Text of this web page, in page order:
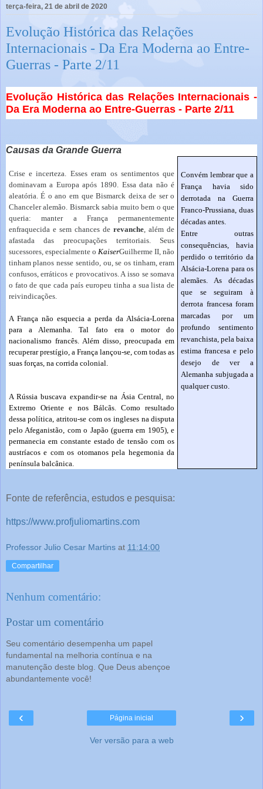
terça-feira, 21 de abril de 2020
Evolução Histórica das Relações
Internacionais - Da Era Moderna ao Entre-
Guerras - Parte 2/11
Evolução Histórica das Relações Internacionais -
Da Era Moderna ao Entre-Guerras - Parte 2/11
Causas da Grande Guerra
Crise e incerteza. Esses eram os sentimentos que
dominavam a Europa após 1890. Essa data não é
aleatória. É o ano em que Bismarck deixa de ser o
Chanceler alemão. Bismarck sabia muito bem o que
queria: manter a França permanentemente
enfraquecida e sem chances de revanche, além de
afastada das preocupações territoriais. Seus
sucessores, especialmente o KaiserGuilherme II, não
tinham planos nesse sentido, ou, se os tinham, eram
confusos, erráticos e provocativos. A isso se somava
o fato de que cada país europeu tinha a sua lista de
reivindicações.
A França não esquecia a perda da Alsácia-Lorena
para a Alemanha. Tal fato era o motor do
nacionalismo francês. Além disso, preocupada em
recuperar prestígio, a França lançou-se, com todas as
suas forças, na corrida colonial.
A Rússia buscava expandir-se na Ásia Central, no
Extremo Oriente e nos Bálcãs. Como resultado
dessa política, atritou-se com os ingleses na disputa
pelo Afeganistão, com o Japão (guerra em 1905), e
permanecia em constante estado de tensão com os
austríacos e com os otomanos pela hegemonia da
península balcânica.
Convém lembrar que a
França havia sido
derrotada na Guerra
Franco-Prussiana, duas
décadas antes.
Entre outras
consequências, havia
perdido o território da
Alsácia-Lorena para os
alemães. As décadas
que se seguiram à
derrota francesa foram
marcadas por um
profundo sentimento
revanchista, pela baixa
estima francesa e pelo
desejo de ver a
Alemanha subjugada a
qualquer custo.
Fonte de referência, estudos e pesquisa:
https://www.profjuliomartins.com
Professor Julio Cesar Martins at 11:14:00
Compartilhar
Nenhum comentário:
Postar um comentário
Seu comentário desempenha um papel
fundamental na melhoria contínua e na
manutenção deste blog. Que Deus abençoe
abundantemente você!
‹ ›
Página inicial
Ver versão para a web